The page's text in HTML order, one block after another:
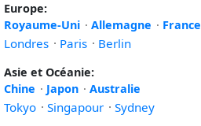
Europe:
Royaume-Uni · Allemagne · France
Londres · Paris · Berlin
Asie et Océanie:
Chine · Japon · Australie
Tokyo · Singapour · Sydney